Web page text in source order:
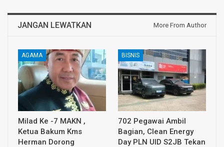
JANGAN LEWATKAN More From Author
AGAMA
Milad Ke -7 MAKN ,
Ketua Bakum Kms
Herman Dorong
BISNIS
702 Pegawai Ambil
Bagian, Clean Energy
Day PLN UID S2JB Tekan